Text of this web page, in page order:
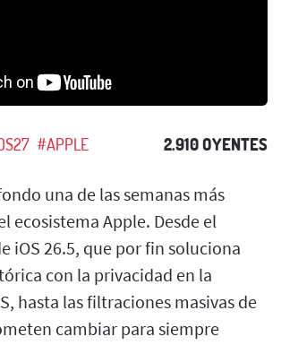
#APPLE 2.910 OYENTES
una de las semanas más
ecosistema Apple. Desde el
iOS 26.5, que por fin soluciona
con la privacidad en la
hasta las filtraciones masivas de
cambiar para siempre